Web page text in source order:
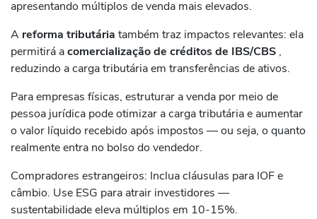
apresentando múltiplos de venda mais elevados.
A reforma tributária também traz impactos relevantes: ela
permitirá acomercialização de créditos de IBS/CBS ,
reduzindo a carga tributária em transferências de ativos.
Para empresas físicas, estruturar a venda por meio de
pessoa jurídica pode otimizar a carga tributária e aumentar
o valor líquido recebido após impostos — ou seja, o quanto
realmente entra no bolso do vendedor.
Compradores estrangeiros: Inclua cláusulas para IOF e
câmbio. Use ESG para atrair investidores —
sustentabilidade eleva múltiplos em 10-15%.